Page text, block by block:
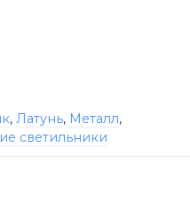
, Латунь, Металл,
светильники